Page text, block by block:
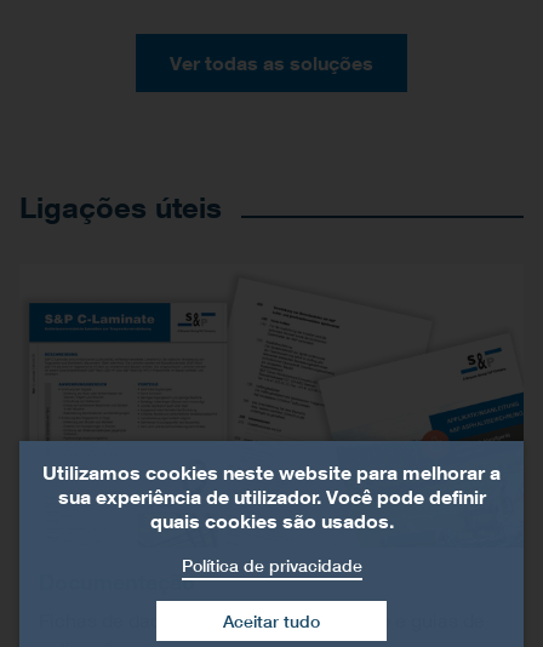
Ver todas as soluções
Ligações úteis
Documentação
Fichas de dados, texto de especificação e guias de
Utilizamos cookies neste website para melhorar a
sua experiência de utilizador. Você pode definir
quais cookies são usados.
Política de privacidade
Aceitar tudo